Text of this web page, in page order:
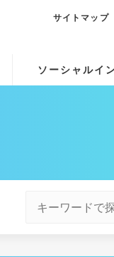
ソーシャルイ
サイトマップ